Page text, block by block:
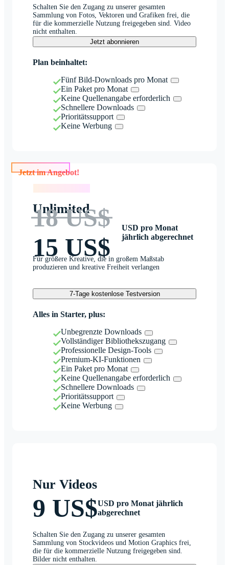
Schalten Sie den Zugang zu unserer gesamten
Sammlung von Fotos, Vektoren und Grafiken frei, die
für die kommerzielle Nutzung freigegeben sind. Video
nicht enthalten.
Jetzt abonnieren
Plan beinhaltet:
Fünf Bild-Downloads pro Monat
Ein Paket pro Monat
Keine Quellenangabe erforderlich
Schnellere Downloads
Prioritätssupport
Keine Werbung
Jetzt im Angebot!
Unlimited
18 US$
15 US$
USD pro Monat
jährlich abgerechnet
Für größere Kreative, die in großem Maßstab
produzieren und kreative Freiheit verlangen
7-Tage kostenlose Testversion
Alles in Starter, plus:
Unbegrenzte Downloads
Vollständiger Bibliothekszugang
Professionelle Design-Tools
Premium-KI-Funktionen
Ein Paket pro Monat
Keine Quellenangabe erforderlich
Schnellere Downloads
Prioritätssupport
Keine Werbung
Nur Videos
9 US$USD pro Monat jährlich
abgerechnet
Schalten Sie den Zugang zu unserer gesamten
Sammlung von Stockvideos und Motion Graphics frei,
die für die kommerzielle Nutzung freigegeben sind.
Bilder nicht enthalten.